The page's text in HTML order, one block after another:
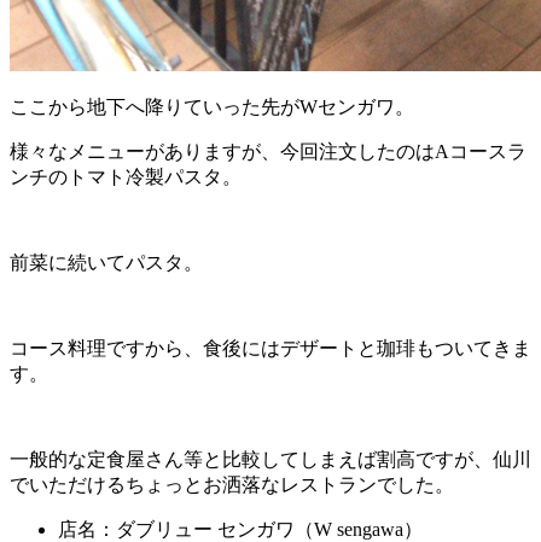
ここから地下へ降りていった先がWセンガワ。
様々なメニューがありますが、今回注文したのはAコースラ
ンチのトマト冷製パスタ。
前菜に続いてパスタ。
コース料理ですから、食後にはデザートと珈琲もついてきま
す。
一般的な定食屋さん等と比較してしまえば割高ですが、仙川
でいただけるちょっとお洒落なレストランでした。
店名：ダブリュー センガワ（W sengawa）